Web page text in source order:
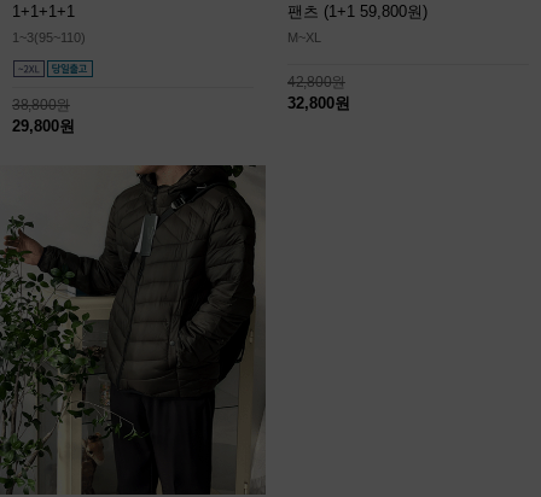
1+1+1+1
1~3(95~110)
38,800원
29,800원
팬츠 (1+1 59,800원)
M~XL
42,800원
32,800원